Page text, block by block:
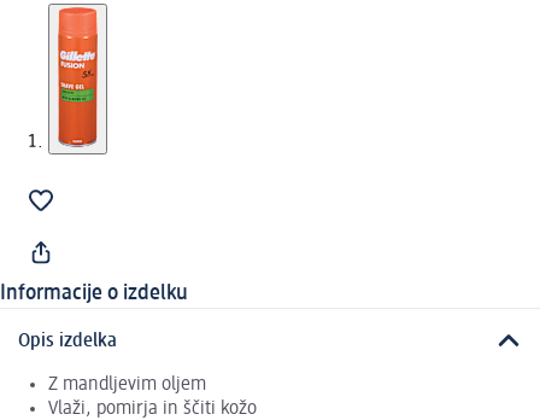
Informacije o izdelku
Opis izdelka
Z mandljevim oljem
Vlaži, pomirja in ščiti kožo